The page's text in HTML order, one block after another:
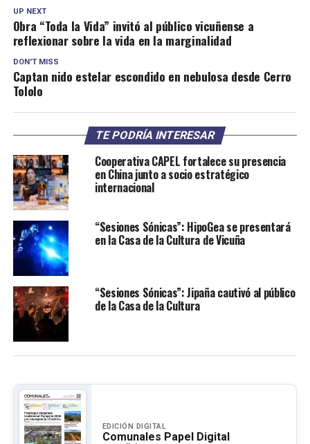
UP NEXT
Obra “Toda la Vida” invitó al público vicuñense a
reflexionar sobre la vida en la marginalidad
DON'T MISS
Captan nido estelar escondido en nebulosa desde Cerro
Tololo
TE PODRÍA INTERESAR
Cooperativa CAPEL fortalece su presencia
en China junto a socio estratégico
internacional
“Sesiones Sónicas”: HipoGea se presentará
en la Casa de la Cultura de Vicuña
“Sesiones Sónicas”: Jipaña cautivó al público
de la Casa de la Cultura
EDICIÓN DIGITAL
Comunales Papel Digital